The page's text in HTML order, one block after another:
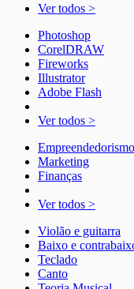
Ver todos >
Photoshop
CorelDRAW
Fireworks
Illustrator
Adobe Flash
Ver todos >
Empreendedorismo
Marketing
Finanças
Ver todos >
Violão e guitarra
Baixo e
Teclado
Canto